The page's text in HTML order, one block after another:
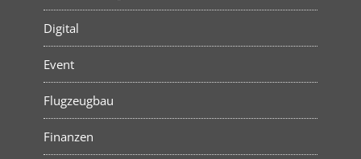
Digital
Event
Flugzeugbau
Finanzen